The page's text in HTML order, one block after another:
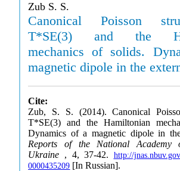
Zub S. S.
Canonical Poisson
T*SE(3) and the
mechanics of solids.
magnetic dipole in the
Cite:
Zub, S. S. (2014). Canonical
T*SE(3) and the Hamiltonian
Dynamics of a magnetic dipole in
Reports of the National Academy
Ukraine , 4, 37-42. http://
0000435209 [In Russian].